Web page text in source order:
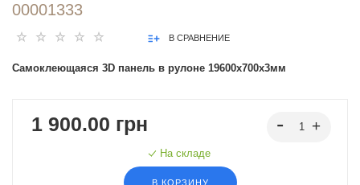
00001333
В СРАВНЕНИЕ
Самоклеющаяся 3D панель в рулоне 19600x700x3мм
1 900.00 грн
На складе
В КОРЗИНУ